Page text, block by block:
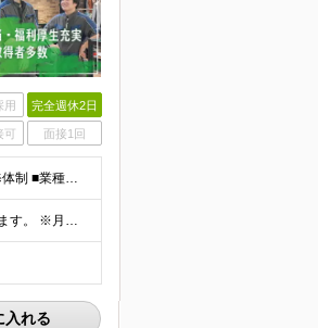
用 完全週休2日
面接1回
＜未経験・第二新卒歓迎＞必要なのは「バイクが好き」という想いだけ！充実の研修体制 ■業種未経験 ■職種未経験 ■第二新卒・社会人デビュー ■社会人ブランクあり など… 入社前に求めることは、 「
月給23万円～38万円＋各種手当＋賞与 ※経験・能力を考慮のうえ月給を決定いたします。 ※月給に固定残業代は含まれません。
入れる